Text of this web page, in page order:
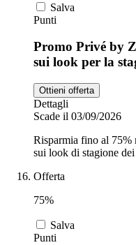
Salva
Punti
Promo Privé by
sui look per la
Ottieni offerta
Dettagli
Scade il 03/09/2026
Risparmia fino al 75%
sui look di stagione
Offerta
75%
Salva
Punti